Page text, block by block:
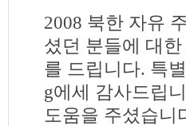
2008 북한 자유
셨던 분들에 대
를 드립니다. 특
g에세 감사드립
도움을 주셨습니